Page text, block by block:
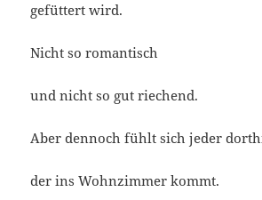
gefüttert wird.
Nicht so romantisch
und nicht so gut riechend.
Aber dennoch fühlt sich jeder
der ins Wohnzimmer kommt.